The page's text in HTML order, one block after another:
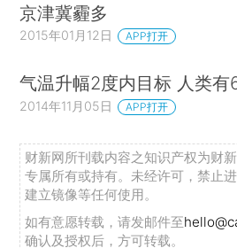
京津冀霾多
2015年01月12日 APP打开
气温升幅2度内目标 人类有
2014年11月05日 APP打开
财新网所刊载内容之知识产权为财
专属所有或持有。未经许可，禁止
建立镜像等任何使用。
如有意愿转载，请发邮件至
确认及授权后，方可转载。